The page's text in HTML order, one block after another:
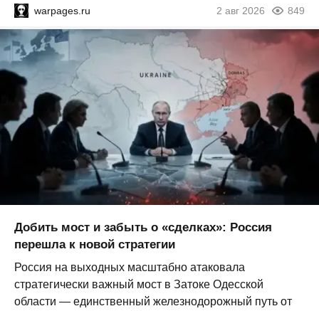
warpages.ru 2 авг 2026 849
Добить мост и забыть о «сделках»: Россия
перешла к новой стратегии
Россия на выходных масштабно атаковала
стратегически важный мост в Затоке Одесской
области — единственный железнодорожный путь от